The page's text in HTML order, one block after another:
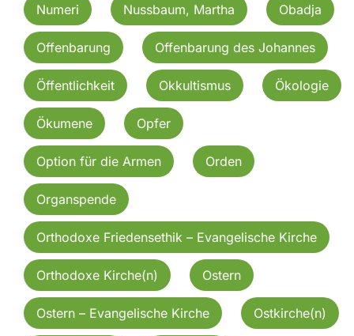
Numeri Nussbaum, Martha Obadja
Offenbarung Offenbarung des Johannes
Öffentlichkeit Okkultismus Ökologie
Ökumene Opfer
Option für die Armen Orden
Organspende
Orthodoxe Friedensethik – Evangelische Kirche
Orthodoxe Kirche(n) Ostern
Ostern – Evangelische Kirche Ostkirche(n)